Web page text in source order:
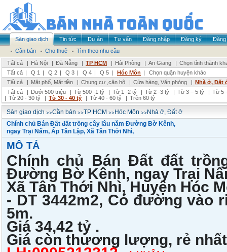
Sàn giao dịch Tin tức Dự án Tư vấn Đăng nhập Đăng ký
Đăng
Cần bán
Cho thuê
Tìm theo nhu cầu
Tất cả
| Hà Nội | Đà Nẵng | TP HCM | Hải Phòng | An Giang | Chọn tỉnh thành
Tất cả | Q 1 | Q 2 | Q 3 | Q 4 | Q 5 | Hóc Môn |
Chọn quận huyện khác
Tất cả
| Mặt phố, Mặt tiền | Chung cư ,căn hộ | Cửa hàng, Văn phòng | Nhà ở, Đất
Tất cả
| Dưới 500 triệu | Từ 500 -1 tỷ | Từ 1 -2 tỷ | Từ 2 -3 tỷ | Từ 3 – 5 tỷ | Từ 5
| Từ 20 - 30 tỷ | Từ 30 - 40 tỷ | Từ 40 - 60 tỷ | Trên 60 tỷ
Sàn giao dịch >>Cần bán >>TP HCM >>Hóc Môn >>Nhà ở, Đất ở
Chính chủ Bán Đất đất trồng cây lâu năm Đường Bờ Kênh,
ngay Trại Nấm, Ấp Tân Lập, Xã Tân Thới Nhì,
MÔ TẢ
Chính chủ Bán Đất đất
Đường Bờ Kênh, ngay Trại
Xã Tân Thới Nhì, Huyện Hóc
- DT 3442m2, Có đường vào
5m.
Giá 34,42 tỷ .
Giá còn thương lượng, rẻ nhất